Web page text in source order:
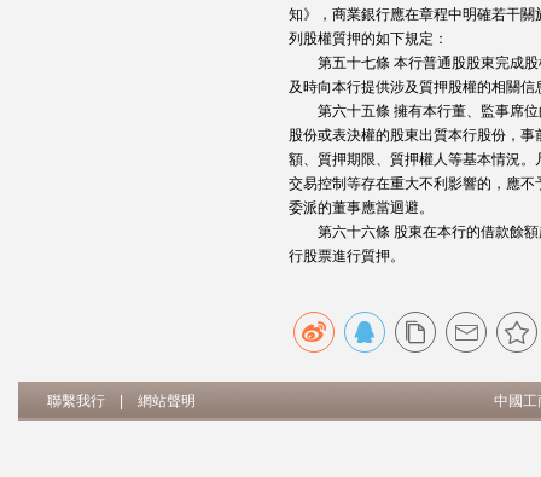
知》，商業銀行應在章程中明確若干
列股權質押的如下規定：
第五十七條 本行普通股股東完成股
及時向本行提供涉及質押股權的相關信
第六十五條 擁有本行董、監事席位
股份或表決權的股東出質本行股份，
額、質押期限、質押權人等基本情況
交易控制等存在重大不利影響的，應
委派的董事應當迴避。
第六十六條 股東在本行的借款餘額
行股票進行質押。
聯繫我行 網站聲明 中國工